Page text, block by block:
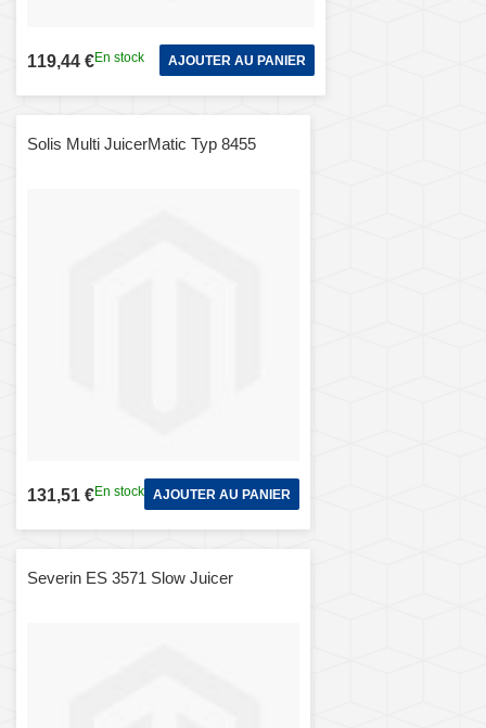
119,44 €En stock AJOUTER AU PANIER
Solis Multi JuicerMatic Typ 8455
131,51 €En stock AJOUTER AU PANIER
Severin ES 3571 Slow Juicer